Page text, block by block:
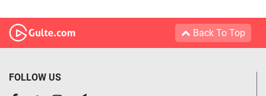
Back To Top
FOLLOW US